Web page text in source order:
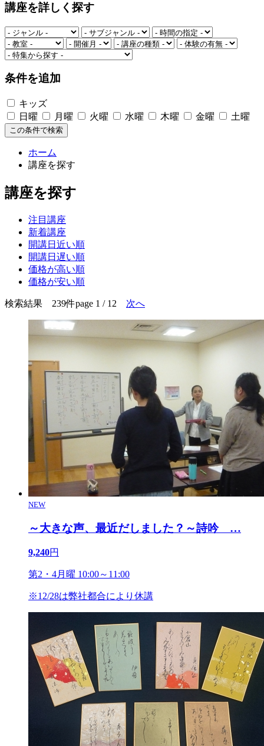
講座を詳しく探す
条件を追加
キッズ
日曜
月曜 火曜 水曜 木曜 金曜 土曜
この条件で検索
ホーム
講座を探す
講座を探す
注目講座
新着講座
開講日近い順
開講日遅い順
価格が高い順
価格が安い順
検索結果 239件page 1 / 12 次へ
NEW
～大きな声、最近だしました？～詩吟 …
9,240円
第2・4月曜 10:00～11:00
※12/28は弊社都合により休講